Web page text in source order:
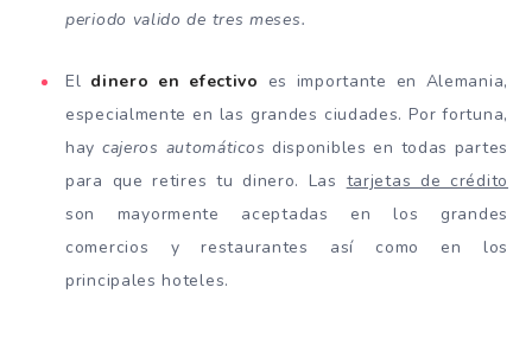
periodo valido de tres meses.
El dinero en efectivo es importante en Alemania,
especialmente en las grandes ciudades. Por fortuna,
hay cajeros automáticos disponibles en todas partes
para que retires tu dinero. Las tarjetas de crédito
son mayormente aceptadas en los grandes
comercios y restaurantes así como en los
principales hoteles.